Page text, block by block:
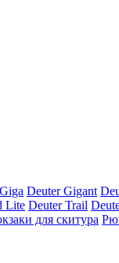
Deuter Gigant
Lite Deuter Trail
для скитура